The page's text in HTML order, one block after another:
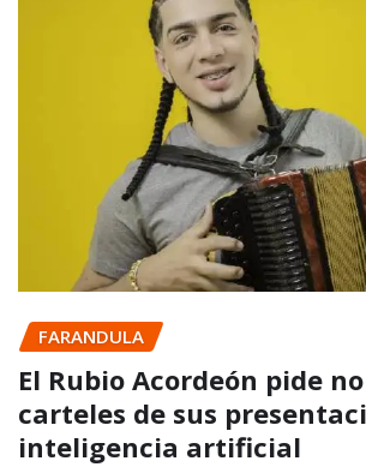
FARANDULA
El Rubio Acordeón pide
carteles de sus
inteligencia artificial